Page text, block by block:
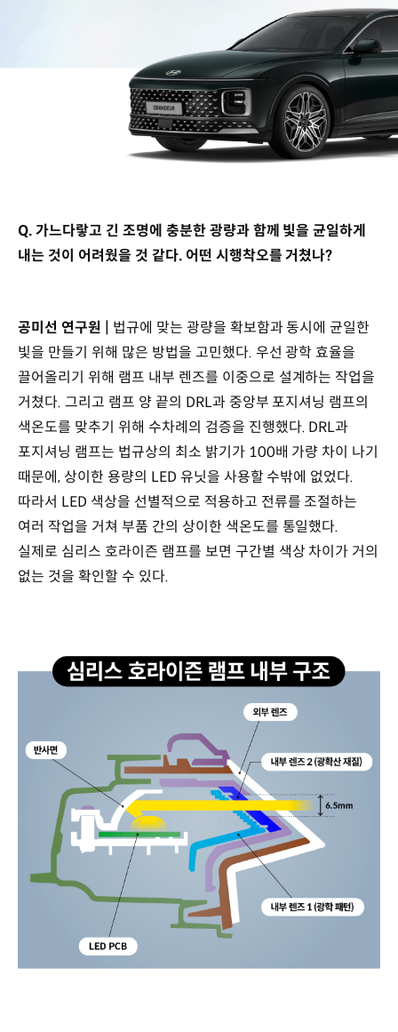
Q. 가느다랗고 긴 조명에 충분한 광량과 함께 빛을 균일하게
내는 것이 어려웠을 것 같다. 어떤 시행착오를 거쳤나?
공미선 연구원 |
법규에 맞는 광량을 확보함과 동시에 균일한
빛을 만들기 위해 많은 방법을 고민했다. 우선 광학 효율을
끌어올리기 위해 램프 내부 렌즈를 이중으로 설계하는 작업을
거쳤다. 그리고 램프 양 끝의 DRL과 중앙부 포지셔닝 램프의
색온도를 맞추기 위해 수차례의 검증을 진행했다. DRL과
포지셔닝 램프는 법규상의 최소 밝기가 100배 가량 차이 나기
때문에, 상이한 용량의 LED 유닛을 사용할 수밖에 없었다.
따라서 LED 색상을 선별적으로 적용하고 전류를 조절하는
여러 작업을 거쳐 부품 간의 상이한 색온도를 통일했다.
실제로 심리스 호라이즌 램프를 보면 구간별 색상 차이가 거의
없는 것을 확인할 수 있다.